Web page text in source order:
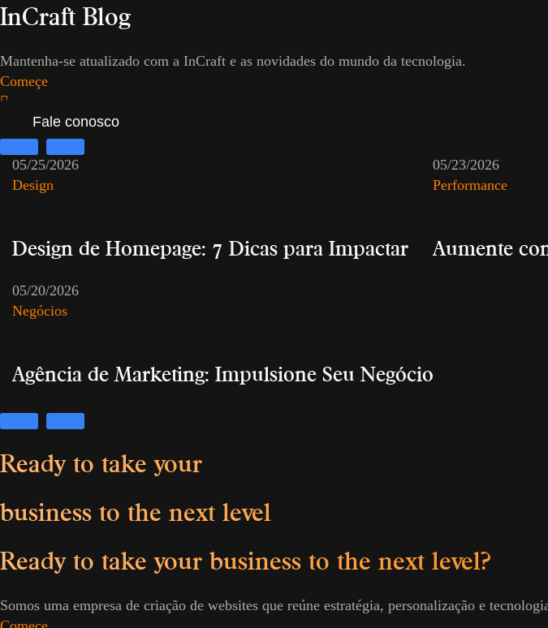
InCraft Blog
Mantenha-se atualizado com a InCraft e as novidades do mundo da tecnologia.
Começe
Fale conosco
05/25/2026
Design
Design de Homepage: 7 Dicas para Impactar
05/23/2026
Performance
Aumente
05/20/2026
Negócios
Agência de Marketing: Impulsione Seu Negócio
Ready to takeyour
business to the next level
Ready to takeyour business to the next level?
Somos uma empresa de criação de websites que reúne estratégia, personalização e